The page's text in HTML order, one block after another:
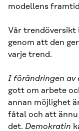
modellens
Vår trendöversikt
genom att den
varje trend.
I förändringen av
gott om arbete
annan möjlighet
fåtal och att
det. Demokratin